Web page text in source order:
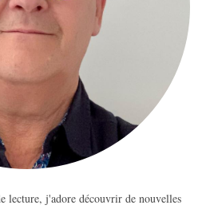
lecture, j'adore découvrir de nouvelles